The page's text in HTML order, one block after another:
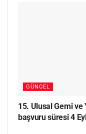
GÜNCEL
15. Ulusal Gemi ve
başvuru süresi 4